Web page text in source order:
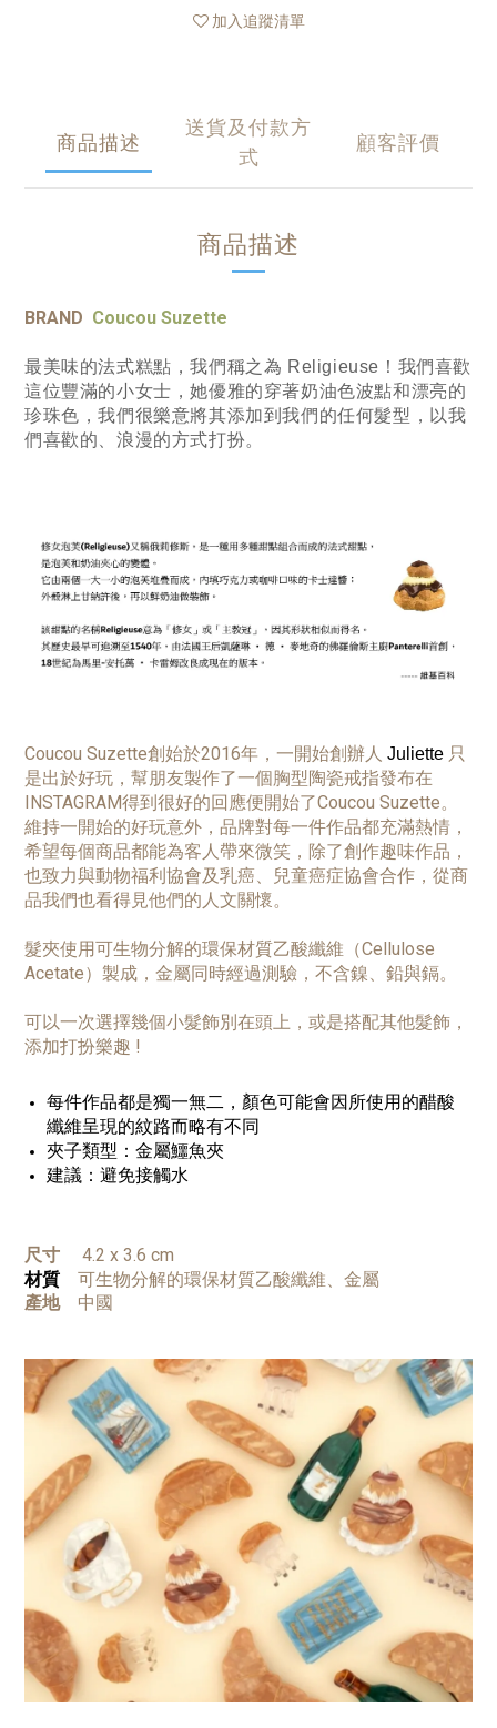
加入追蹤清單
商品描述
送貨及付款方
式
顧客評價
商品描述
BRAND Coucou Suzette
最美味的法式糕點，我們稱之為 Religieuse！我們喜歡
這位豐滿的小女士，她優雅的穿著奶油色波點和漂亮的
珍珠色，我們很樂意將其添加到我們的任何髮型，以我
們喜歡的、浪漫的方式打扮。
Coucou Suzette創始於2016年，一開始創辦人 Juliette 只
是出於好玩，幫朋友製作了一個胸型陶瓷戒指發布在
INSTAGRAM得到很好的回應便開始了Coucou Suzette。
維持一開始的好玩意外，品牌對每一件作品都充滿熱情，
希望每個商品都能為客人帶來微笑，除了創作趣味作品，
也致力與動物福利協會及乳癌、兒童癌症協會合作，從商
品我們也看得見他們的人文關懷。
髮夾使用可生物分解的環保材質乙酸纖維（Cellulose
Acetate）製成，金屬同時經過測驗，不含鎳、鉛與鎘。
可以一次選擇幾個小髮飾別在頭上，或是搭配其他髮飾，
添加打扮樂趣 !
每件作品都是獨一無二，顏色可能會因所使用的醋酸
纖維呈現的紋路而略有不同
夾子類型：金屬鱷魚夾
建議：避免接觸水
尺寸 4.2 x 3.6 cm
材質 可生物分解的環保材質乙酸纖維、金屬
產地 中國